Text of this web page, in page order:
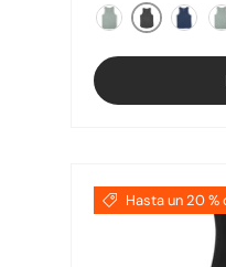
Neblina verde
PirataAzul
Hasta un 20 %